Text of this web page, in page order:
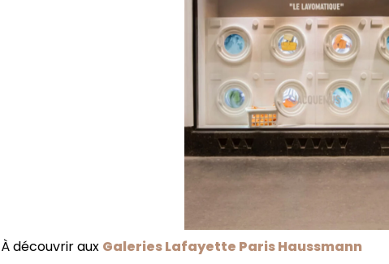
À découvrir aux Galeries Lafayette Paris Haussmann